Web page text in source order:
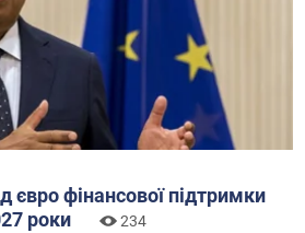
євро фінансової підтримки
роки
234